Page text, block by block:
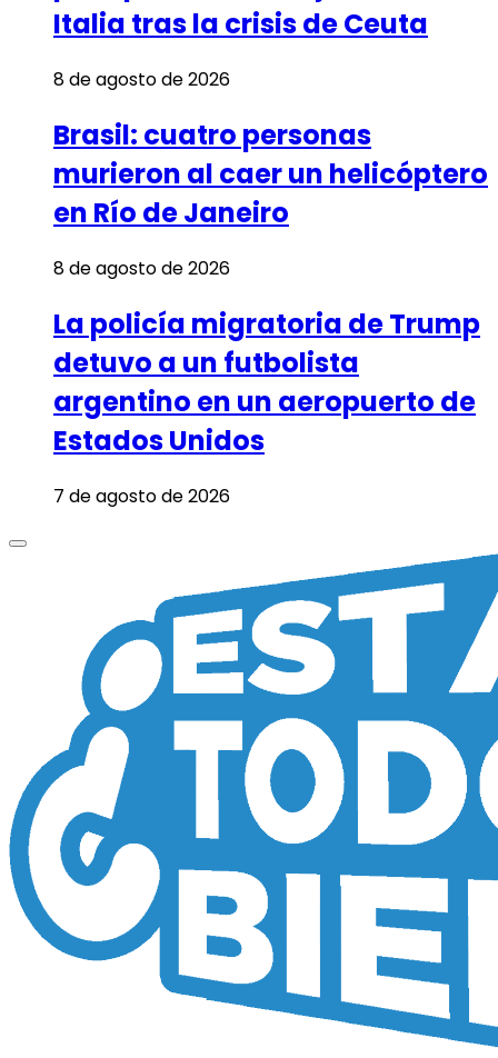
Italia tras la crisis de Ceuta
8 de agosto de 2026
Brasil: cuatro personas
murieron al caer un helicóptero
en Río de Janeiro
8 de agosto de 2026
La policía migratoria de Trump
detuvo a un futbolista
argentino en un aeropuerto de
Estados Unidos
7 de agosto de 2026